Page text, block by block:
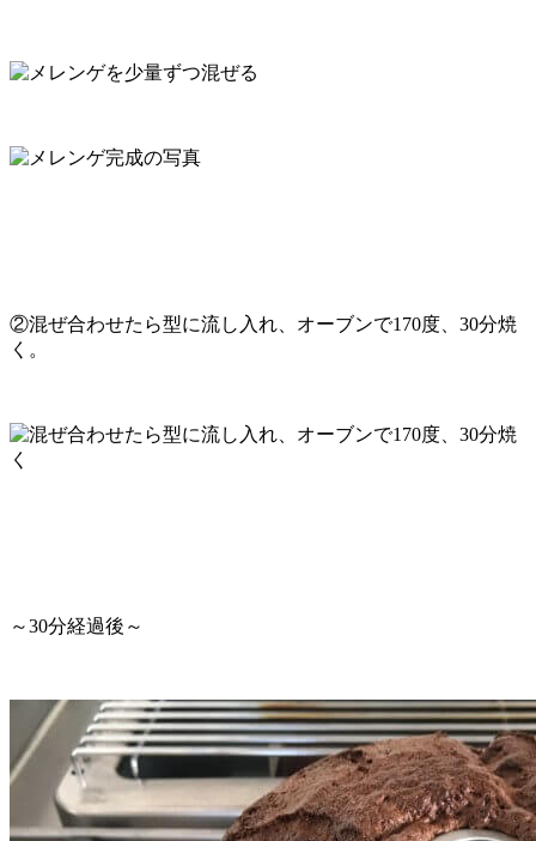
②混ぜ合わせたら型に流し入れ、オーブンで170度、30分焼
く。
～30分経過後～